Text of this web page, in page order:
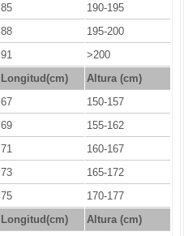
85
190-195
88
195-200
91
>200
Longitud(cm)
Altura (cm)
67
150-157
69
155-162
71
160-167
73
165-172
75
170-177
Longitud(cm)
Altura (cm)